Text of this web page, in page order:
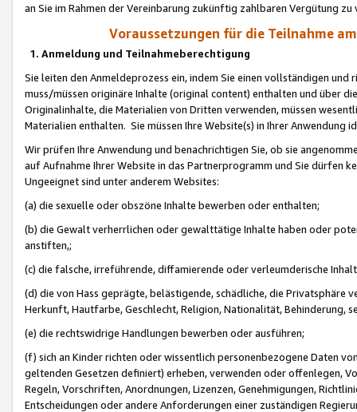
an Sie im Rahmen der Vereinbarung zukünftig zahlbaren Vergütung zu
Voraussetzungen für die Teilnahme
1. Anmeldung und Teilnahmeberechtigung
Sie leiten den Anmeldeprozess ein, indem Sie einen vollständigen
muss/müssen originäre Inhalte (original content) enthalten und über
Originalinhalte, die Materialien von Dritten verwenden, müssen
Materialien enthalten. Sie müssen Ihre Website(s) in Ihrer Anwendung
Wir prüfen Ihre Anwendung und benachrichtigen Sie, ob sie
auf Aufnahme Ihrer Website in das Partnerprogramm und Sie dürfen
Ungeeignet sind unter anderem Websites:
(a) die sexuelle oder obszöne Inhalte bewerben oder enthalten;
(b) die Gewalt verherrlichen oder gewalttätige Inhalte haben oder
anstiften,;
(c) die falsche, irreführende, diffamierende oder verleumderische
(d) die von Hass geprägte, belästigende, schädliche, die Privatsphäre
Herkunft, Hautfarbe, Geschlecht, Religion, Nationalität, Behinderung,
(e) die rechtswidrige Handlungen bewerben oder ausführen;
(f) sich an Kinder richten oder wissentlich personenbezogene Daten
geltenden Gesetzen definiert) erheben, verwenden oder offenlegen,
Regeln, Vorschriften, Anordnungen, Lizenzen, Genehmigungen,
Entscheidungen oder andere Anforderungen einer zuständigen